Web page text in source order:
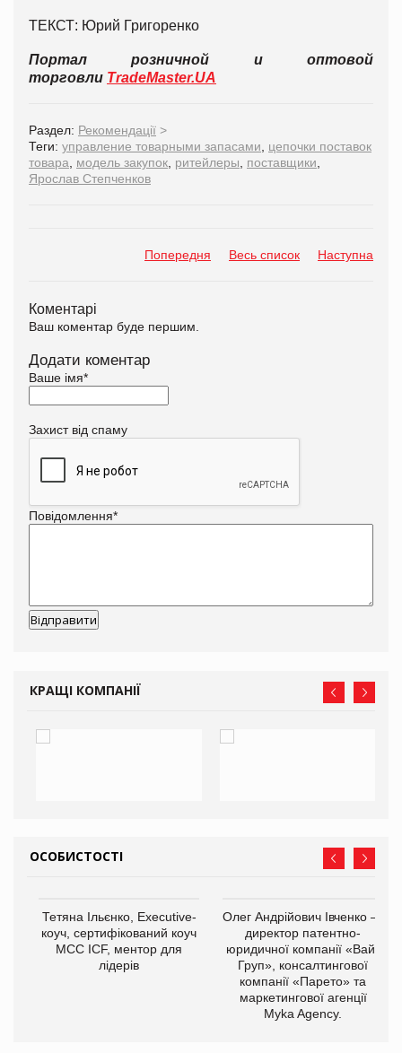
ТЕКСТ: Юрий Григоренко
Портал розничной и оптовой
торговли TradeMaster.UA
Раздел: Рекомендації >
Теги: управление товарными запасами
цепочки поставок
товара
модель закупок ритейлеры поставщики
Ярослав Степченков
Попередня Весь список Наступна
Коментарі
Ваш коментар буде першим.
Додати коментар
Ваше імя*
Захист від спаму
Повідомлення*
КРАЩІ КОМПАНІЇ
ОСОБИСТОСТІ
Тетяна Ільєнко, Executive-
коуч, сертифікований коуч
МСС ICF, ментор для
лідерів
Олег Андрійович Івченко —
директор патентно-
юридичної компанії «Вайз
Груп», консалтингової
компанії «Парето» та
маркетингової агенції
Myka Agency.